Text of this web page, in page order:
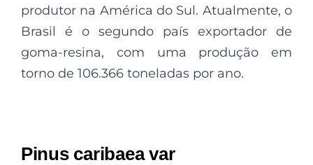
produtor na América do Sul. Atualmente, o
Brasil é o segundo país exportador de
goma-resina, com uma produção em
torno de 106.366 toneladas por ano.
Pinus caribaea var